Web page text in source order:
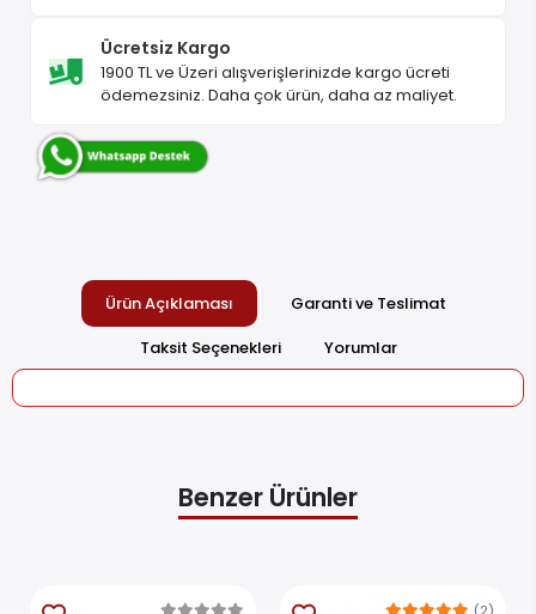
Ücretsiz Kargo
1900 TL ve Üzeri alışverişlerinizde kargo ücreti
ödemezsiniz. Daha çok ürün, daha az maliyet.
Ürün Açıklaması
Garanti ve Teslimat
Taksit Seçenekleri
Yorumlar
Benzer Ürünler
(2)